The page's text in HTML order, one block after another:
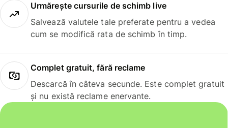
Urmărește cursurile de schimb live
Salvează valutele tale preferate pentru a vedea
cum se modifică rata de schimb în timp.
Complet gratuit, fără reclame
Descarcă în câteva secunde. Este complet gratuit
și nu există reclame enervante.